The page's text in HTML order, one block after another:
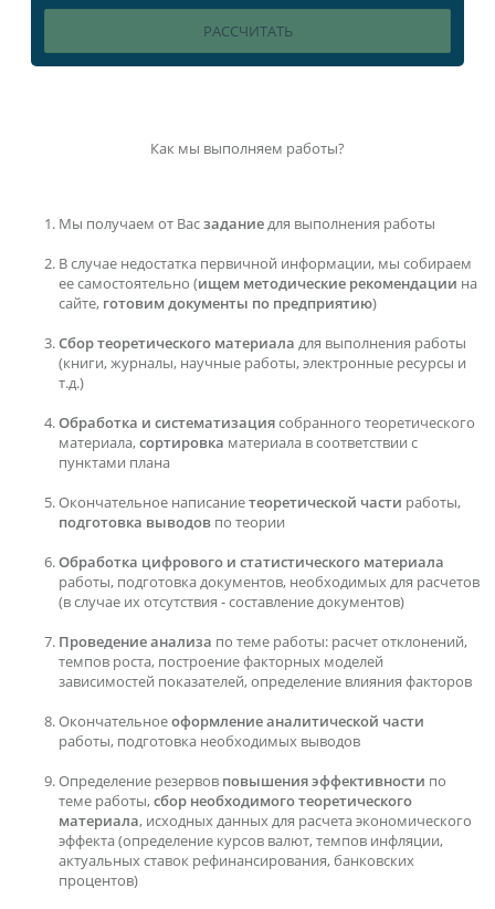
Как мы выполняем работы?
Мы получаем от Васзаданиедля выполнения работы
В случае недостатка первичной информации, мы собираем
ее самостоятельно (ищем методические рекомендации на
сайте, готовим документы по предприятию)
Сбор теоретического материала для выполнения работы
(книги, журналы, научные работы, электронные ресурсы и
т.д.)
Обработка и систематизациясобранного теоретического
материала,сортировка материала в соответствии с
пунктами плана
Окончательное написаниетеоретической части работы,
подготовка выводов по теории
Обработка цифрового и статистического материала
работы, подготовка документов, необходимых для расчетов
(в случае их отсутствия - составление документов)
Проведение анализа по теме работы: расчет отклонений,
темпов роста, построение факторных моделей
зависимостей показателей, определение влияния факторов
Окончательноеоформление аналитической части
работы, подготовка необходимых выводов
Определение резервов повышения эффективности по
теме работы,сбор необходимого теоретического
материала, исходных данных для расчета экономического
эффекта (определение курсов валют, темпов инфляции,
актуальных ставок рефинансирования, банковских
процентов)